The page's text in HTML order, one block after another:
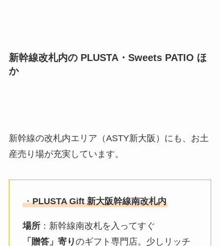
新幹線改札内の PLUSTA・Sweets PATIO ほ
か
新幹線の改札内エリア（ASTY新大阪）にも、お土
産売り場が充実しています。
・PLUSTA Gift 新大阪幹線南改札内
場所：新幹線南改札を入ってすぐ
「贈答」寄りのギフト専門店。少しリッチ